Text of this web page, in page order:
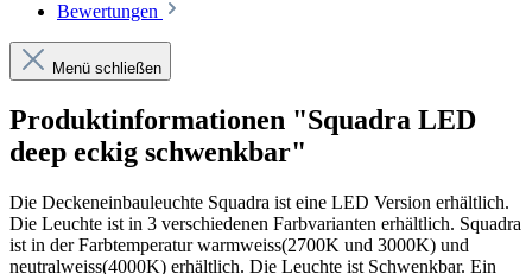
Bewertungen
Menü schließen
Produktinformationen "Squadra LED
deep eckig schwenkbar"
Die Deckeneinbauleuchte Squadra ist eine LED Version erhältlich.
Die Leuchte ist in 3 verschiedenen Farbvarianten erhältlich. Squadra
ist in der Farbtemperatur warmweiss(2700K und 3000K) und
neutralweiss(4000K) erhältlich. Die Leuchte ist Schwenkbar. Ein